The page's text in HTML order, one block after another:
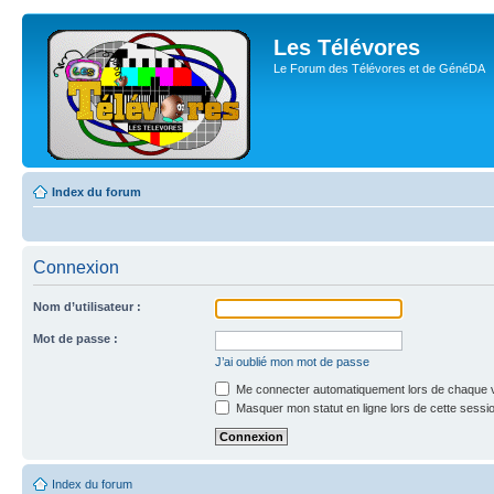
Les Télévores
Le Forum des Télévores et de GénéDA
Index du forum
Connexion
Nom d’utilisateur :
Mot de passe :
J’ai oublié mon mot de passe
Me connecter automatiquement lors de chaque
Masquer mon statut en ligne lors de cette
Index du forum